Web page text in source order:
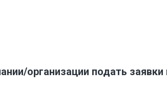
организации подать заявки